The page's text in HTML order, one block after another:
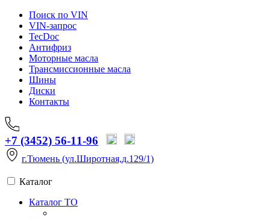
Поиск по VIN
VIN-запрос
TecDoc
Антифриз
Моторные масла
Трансмиссионные масла
Шины
Диски
Контакты
+7 (3452) 56-11-96
г.Тюмень (ул.Широтная,д.129/1)
Каталог
Каталог ТО